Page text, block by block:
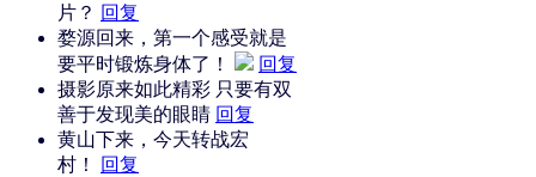
片？ 回复
婺源回来，第一个感受就是
要平时锻炼身体了！
回复
摄影原来如此精彩 只要有双
善于发现美的眼睛 回复
黄山下来，今天转战宏
村！
回复